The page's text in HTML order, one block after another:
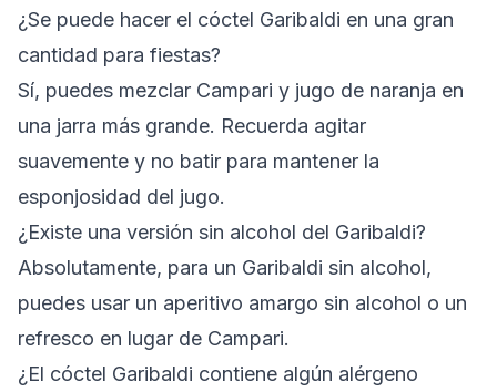
¿Se puede hacer el cóctel Garibaldi en una gran
cantidad para fiestas?
Sí, puedes mezclar Campari y jugo de naranja en
una jarra más grande. Recuerda agitar
suavemente y no batir para mantener la
esponjosidad del jugo.
¿Existe una versión sin alcohol del Garibaldi?
Absolutamente, para un Garibaldi sin alcohol,
puedes usar un aperitivo amargo sin alcohol o un
refresco en lugar de Campari.
¿El cóctel Garibaldi contiene algún alérgeno